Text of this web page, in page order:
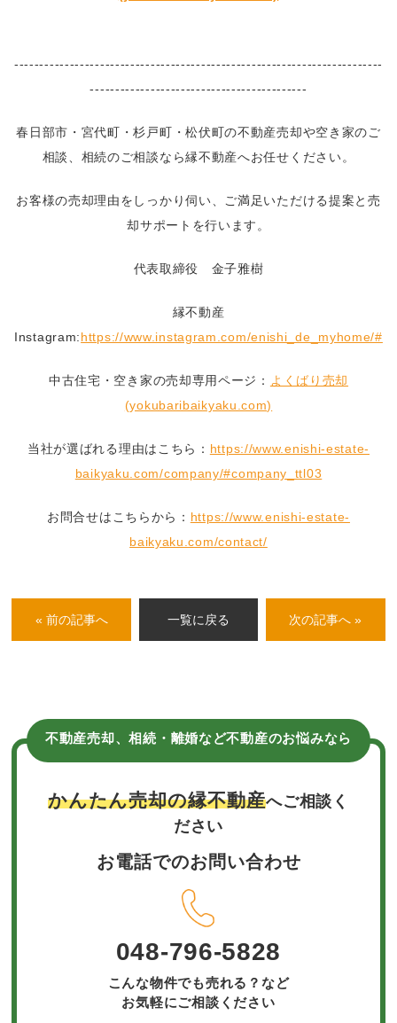
-------------------------------------------------------------------------
-------------------------------------------
春日部市・宮代町・杉戸町・松伏町の不動産売却や空き家のご
相談、相続のご相談なら縁不動産へお任せください。
お客様の売却理由をしっかり伺い、ご満足いただける提案と売
却サポートを行います。
代表取締役 金子雅樹
縁不動産
Instagram:https://www.instagram.com/enishi_de_myhome/#
中古住宅・空き家の売却専用ページ： よくばり売却
(yokubaribaikyaku.com)
当社が選ばれる理由はこちら： https://www.enishi-estate-
baikyaku.com/company/#company_ttl03
お問合せはこちらから： https://www.enishi-estate-
baikyaku.com/contact/
« 前の記事へ 一覧に戻る 次の記事へ »
不動産売却、相続・離婚など不動産のお悩みなら
かんたん売却の縁不動産へご相談く
ださい
お電話でのお問い合わせ
048-796-5828
こんな物件でも売れる？など
お気軽にご相談ください